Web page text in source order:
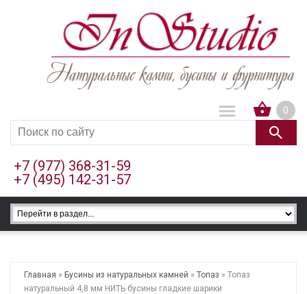
0
+7 (977) 368-31-59
+7 (495) 142-31-57
Главная » Бусины из натуральных камней » Топаз » Топаз
натуральный 4,8 мм НИТЬ бусины гладкие шарики